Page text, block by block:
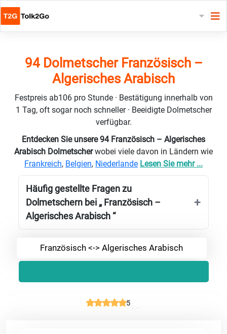
94 Dolmetscher Französisch –
Algerisches Arabisch
Festpreis ab106 pro Stunde · Bestätigung innerhalb von
1 Tag, oft sogar noch schneller · Beeidigte Dolmetscher
verfügbar.
Entdecken Sie unsere 94 Französisch – Algerisches
Arabisch Dolmetscherwobei viele davon in Ländern wie
Frankreich, Belgien, Niederlande Lesen Sie mehr ...
Häufig gestellte Fragen zu
Dolmetschern bei „ Französisch –
Algerisches Arabisch “
Französisch <-> Algerisches Arabisch
5